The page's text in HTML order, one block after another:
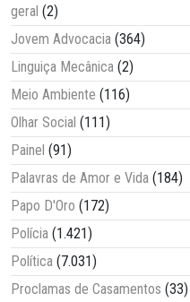
geral (2)
Jovem Advocacia (364)
Linguiça Mecânica (2)
Meio Ambiente (116)
Olhar Social (111)
Painel (91)
Palavras de Amor e Vida (184)
Papo D'Oro (172)
Polícia (1.421)
Política (7.031)
Proclamas de Casamentos (33)